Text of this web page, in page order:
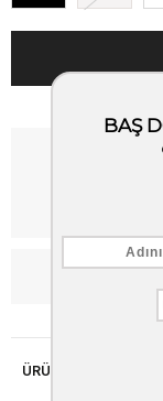
ÜRÜN ÖZELLIKLERI